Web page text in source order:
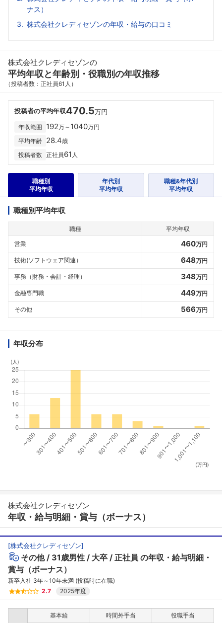
ナス）
株式会社クレディセゾンの年収・給与の口コミ
株式会社クレディセゾンの
平均年収と年齢別・役職別の年収推移
（投稿者数：正社員61人）
投稿者の平均年収470.5万円
年収範囲 192万～ 1040万円
平均年齢 28.4歳
投稿者数 正社員61 人
職種別
平均年収
年代別
平均年収
職種&年代別
平均年収
職種別平均年収
職種
平均年収
営業
460万円
技術(ソフトウェア関連） 648万円
事務（財務・会計・経理） 348万円
金融専門職 449万円
その他 566万円
年収分布
(人)
(万円)
株式会社クレディセゾン
年収・給与明細・賞与（ボーナス）
[株式会社クレディセゾン]
その他 31歳男性 大卒 正社員 の年収・給与明細・
賞与（ボーナス）
新卒入社 3年～10年未満 (投稿時に在職)
2.7
2025年度
基本給 時間外手当
役職手当